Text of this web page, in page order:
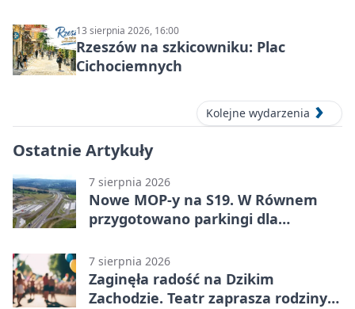
13 sierpnia 2026, 16:00
Rzeszów na szkicowniku: Plac
Cichociemnych
Kolejne wydarzenia
Ostatnie Artykuły
7 sierpnia 2026
Nowe MOP-y na S19. W Równem
przygotowano parkingi dla
7 sierpnia 2026
Zaginęła radość na Dzikim
Zachodzie. Teatr zaprasza rodziny